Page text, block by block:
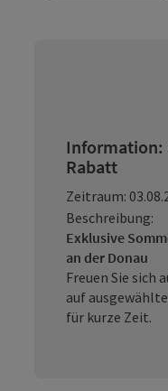
Information:
Rabatt
Zeitraum:
Beschreibung:
Exklusive
an der Donau
Freuen Sie sich
auf
für kurze Zeit.